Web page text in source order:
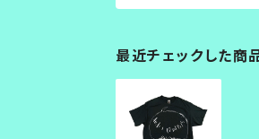
最近チェックした商